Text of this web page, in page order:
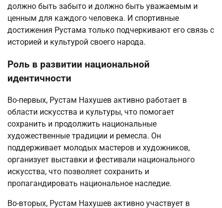
должно быть забыто и должно быть уважаемым и
ценным для каждого человека. И спортивные
достижения Рустама только подчеркивают его связь с
историей и культурой своего народа.
Роль в развитии национальной
идентичности
Во-первых, Рустам Нахушев активно работает в
области искусства и культуры, что помогает
сохранить и продолжить национальные
художественные традиции и ремесла. Он
поддерживает молодых мастеров и художников,
организует выставки и фестивали национального
искусства, что позволяет сохранить и
пропагандировать национальное наследие.
Во-вторых, Рустам Нахушев активно участвует в